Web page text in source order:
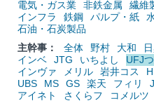
電気・ガス業
非鉄金属 繊維
インフラ
鉄鋼 パルプ・紙
石油・石炭製品
主幹事：
全体 野村 大和
インベ
JTG いちよし UFJつ
インヴァ
メリル 岩井コス
UBS
MS GS 楽天 フィリ
アイネト
さくらフ コメルツ